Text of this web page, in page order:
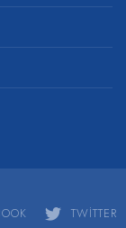
TWITTER